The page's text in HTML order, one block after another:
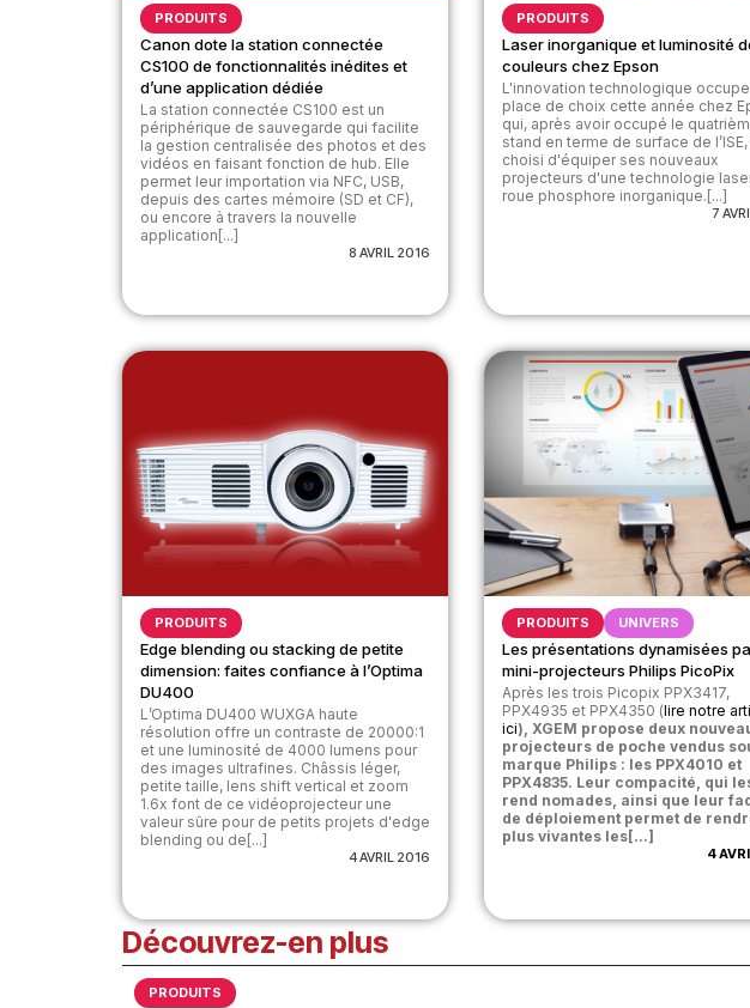
PRODUITS
Canon dote la station connectée
CS100 de fonctionnalités inédites et
d’une application dédiée
La station connectée CS100 est un
périphérique de sauvegarde qui facilite
la gestion centralisée des photos et des
vidéos en faisant fonction de hub. Elle
permet leur importation via NFC, USB,
depuis des cartes mémoire (SD et CF),
ou encore à travers la nouvelle
application[...]
8 AVRIL 2016
PRODUITS
Laser inorganique et luminosité
couleurs chez Epson
L'innovation technologique
place de choix cette année chez
qui, après avoir occupé le
stand en terme de surface de l’ISE,
choisi d'équiper ses nouveaux
projecteurs d'une technologie
roue phosphore inorganique.[...]
7
PRODUITS
Edge blending ou stacking de petite
dimension: faites confiance à l’Optima
DU400
L’Optima DU400 WUXGA haute
résolution offre un contraste de 20000:1
et une luminosité de 4000 lumens pour
des images ultrafines. Châssis léger,
petite taille, lens shift vertical et zoom
1.6x font de ce vidéoprojecteur une
valeur sûre pour de petits projets d'edge
blending ou de[...]
4 AVRIL 2016
PRODUITS UNIVERS
Les présentations dynamisées
mini-projecteurs Philips PicoPix
Après les trois Picopix PPX3417,
PPX4935 et PPX4350 (lire notre
ici), XGEM propose deux
projecteurs de poche vendus
marque Philips : les PPX4010 et
PPX4835. Leur compacité, qui
rend nomades, ainsi que leur
de déploiement permet de
plus vivantes les[...]
4
Découvrez-en plus
PRODUITS